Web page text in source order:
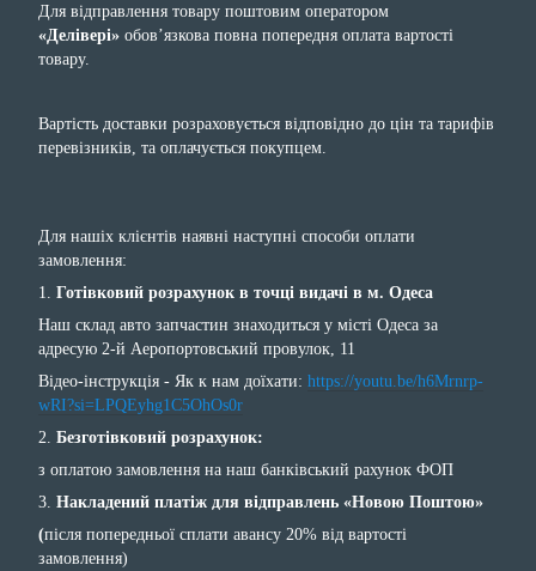
Для відправлення товару поштовим оператором
«Делівері» обов’язкова повна попередня оплата вартості
товару.
Вартість доставки розраховується відповідно до цін та тарифів
перевізників, та оплачується покупцем.
Для нашіх клієнтів наявні наступні способи оплати
замовлення:
1. Готівковий розрахунок в точці видачі в м. Одеса
Наш склад авто запчастин знаходиться у місті Одеса за
адресую 2-й Аеропортовський провулок, 11
Відео-інструкція - Як к нам доїхати: https://youtu.be/h6Mrnrp-
wRI?si=LPQEyhg1C5OhOs0r
2. Безготівковий розрахунок:
з оплатою замовлення на наш банківський рахунок ФОП
3. Накладений платіж для відправлень «Новою Поштою»
(після попередньої сплати авансу 20% від вартості
замовлення)